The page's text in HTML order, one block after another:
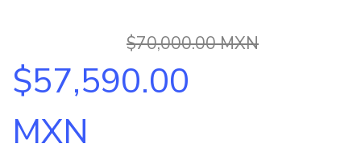
TECLADOS (125)
VIDEO
PC GAMER BASICA
$70,000.00 MXN
$57,590.00
MXN